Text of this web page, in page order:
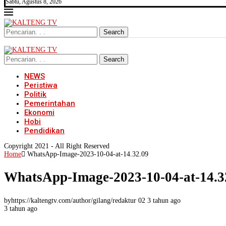
Sabtu, Agustus 8, 2026
Search
Search
NEWS
Peristiwa
Politik
Pemerintahan
Ekonomi
Hobi
Pendidikan
Copyright 2021 - All Right Reserved
Home
WhatsApp-Image-2023-10-04-at-14.32.09
WhatsApp-Image-2023-10-04-at-
byhttps://kaltengtv.com/author/gilang/redaktur 02 3 tahun ago
3 tahun ago